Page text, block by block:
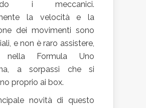
i meccanici.
la velocità e la
dei movimenti sono
e non è raro assistere,
nella Formula Uno
a sorpassi che si
proprio ai box.
novità di questo